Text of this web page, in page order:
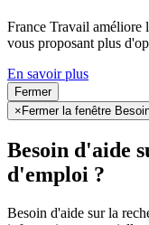
France Travail améliore
vous proposant plus
En savoir plus
Fermer
× Fermer la fenêtre
Besoin d'aide
d'emploi ?
Besoin d'aide sur la